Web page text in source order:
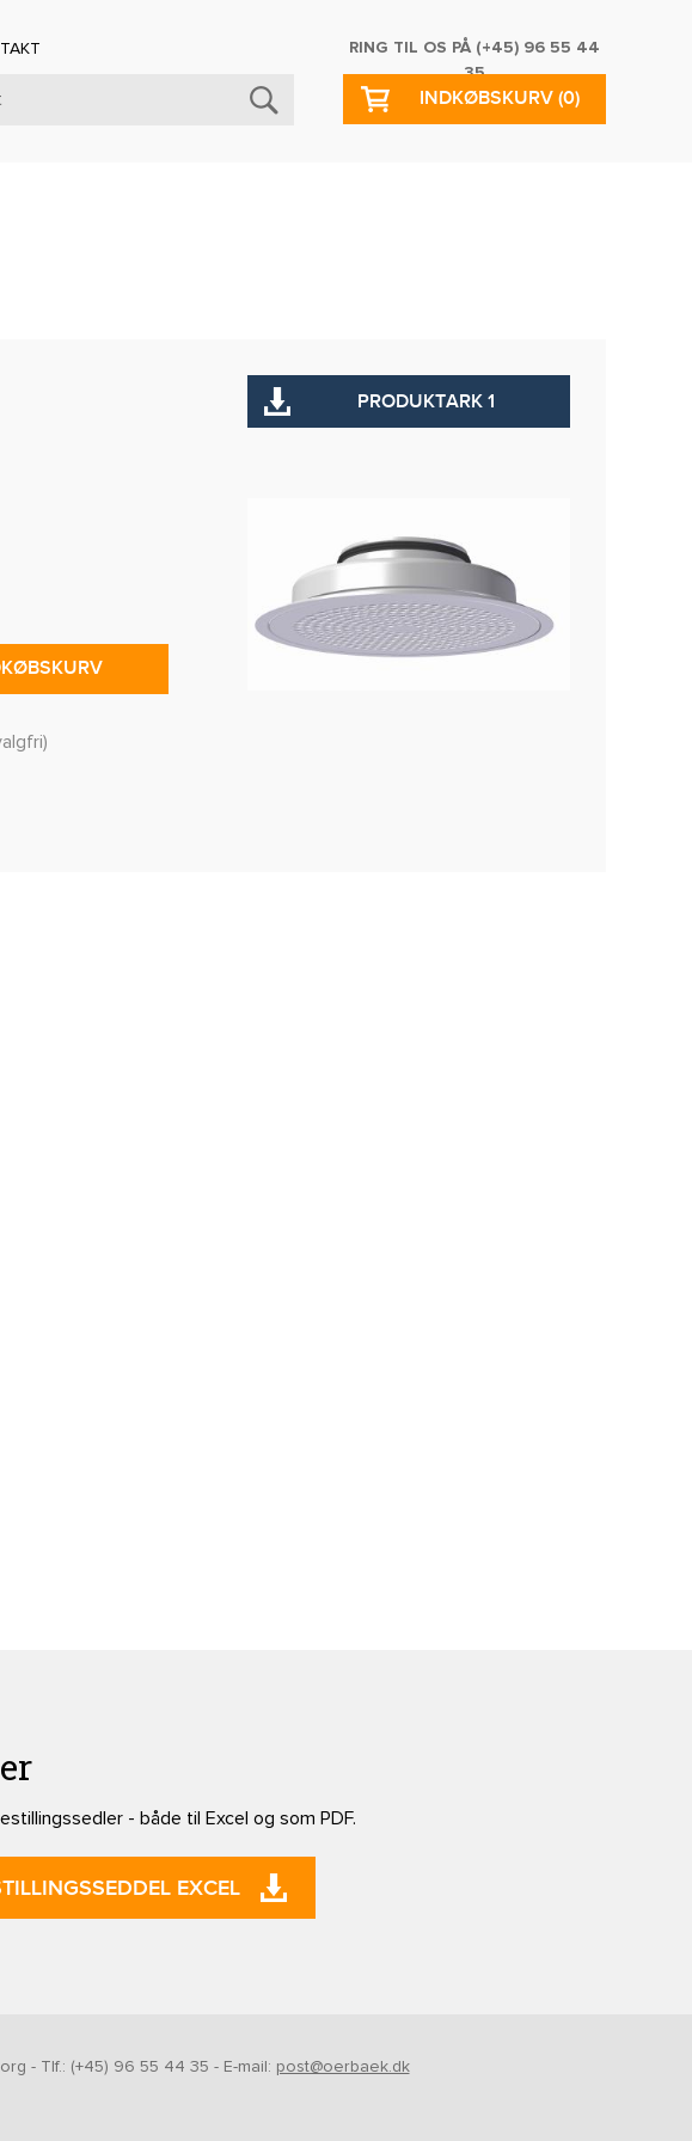
RING TIL OS PÅ (+45) 96 55 44
35
INDKØBSKURV (0)
PRODUKTARK 1
- både til Excel og som PDF.
EXCEL
- Tlf.: (+45) 96 55 44 35 - E-mail: post@oerbaek.dk